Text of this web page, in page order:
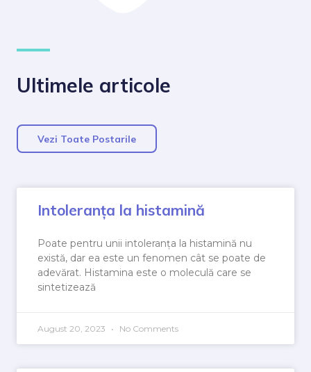
Ultimele articole
Vezi Toate Postarile
Intoleranța la histamină
Poate pentru unii intoleranța la histamină nu
există, dar ea este un fenomen cât se poate de
adevărat. Histamina este o moleculă care se
sintetizează
August 20, 2023 No Comments